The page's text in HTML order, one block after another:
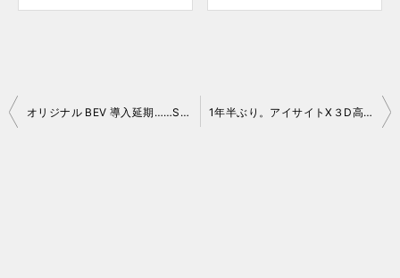
投
オリジナル BEV 導入延期……SUBARUの2026年3月期決算説明会 1年半ぶり。アイサイトX３D高精度地図データ更新しました 2026 春